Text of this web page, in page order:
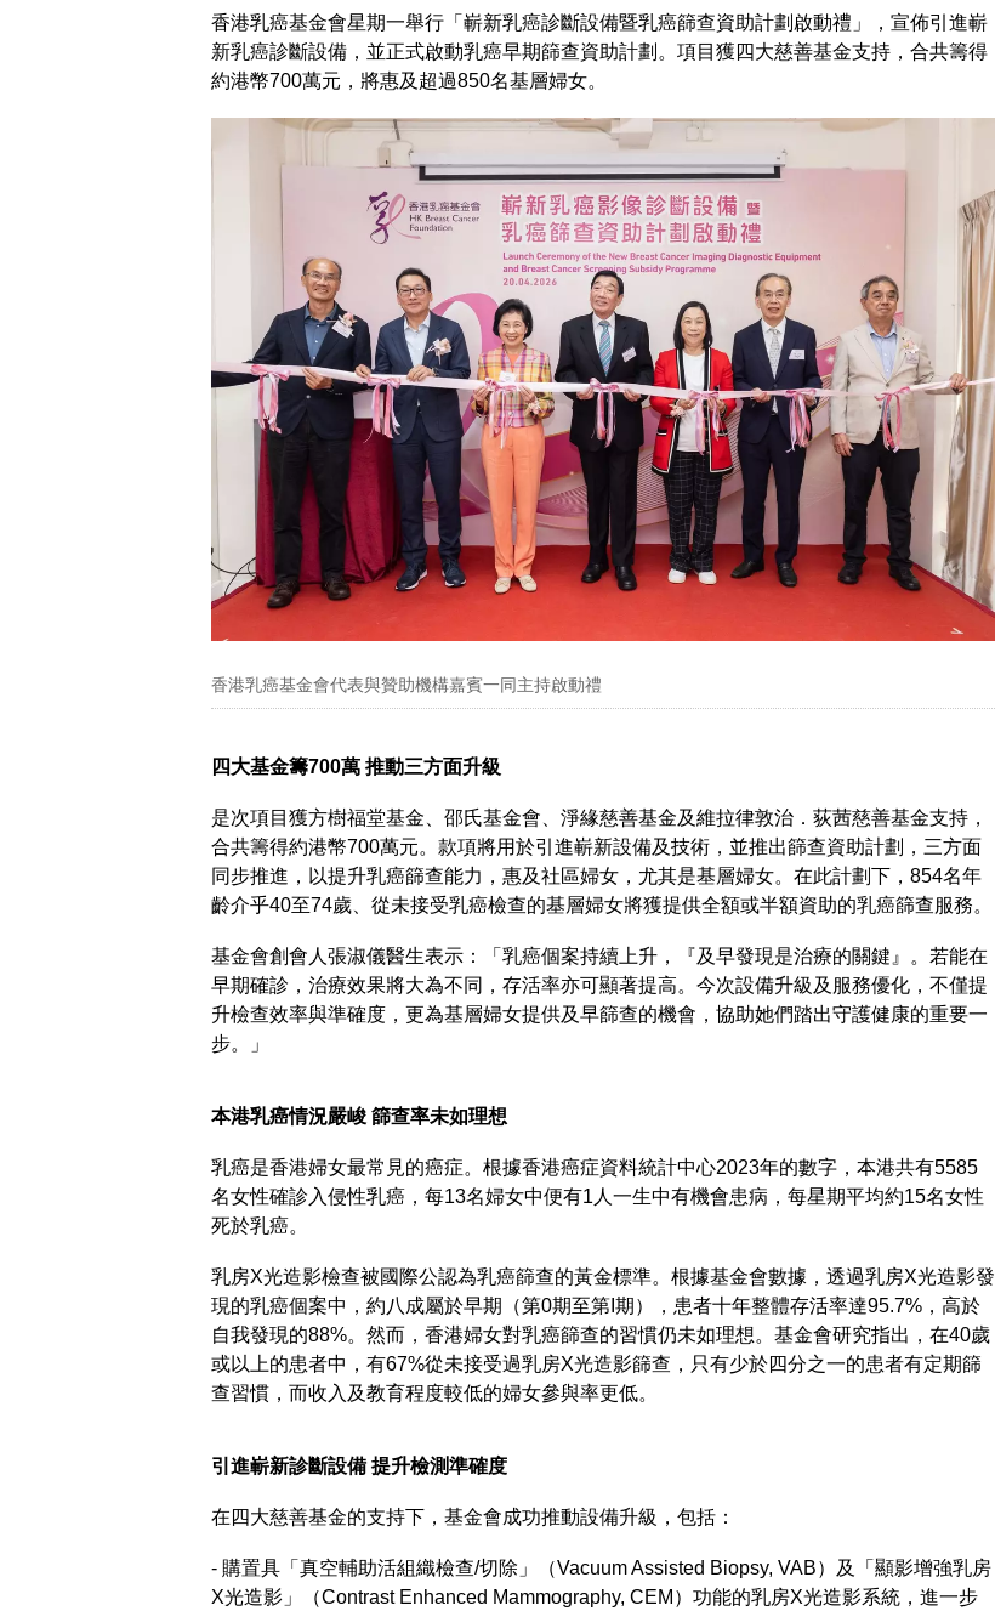
香港乳癌基金會星期一舉行「嶄新乳癌診斷設備暨乳癌篩查資助計劃啟動禮」，宣佈引進嶄
新乳癌診斷設備，並正式啟動乳癌早期篩查資助計劃。項目獲四大慈善基金支持，合共籌得
約港幣700萬元，將惠及超過850名基層婦女。
香港乳癌基金會代表與贊助機構嘉賓一同主持啟動禮
四大基金籌700萬 推動三方面升級
是次項目獲方樹福堂基金、邵氏基金會、淨緣慈善基金及維拉律敦治．荻茜慈善基金支持，
合共籌得約港幣700萬元。款項將用於引進嶄新設備及技術，並推出篩查資助計劃，三方面
同步推進，以提升乳癌篩查能力，惠及社區婦女，尤其是基層婦女。在此計劃下，854名年
齡介乎40至74歲、從未接受乳癌檢查的基層婦女將獲提供全額或半額資助的乳癌篩查服務。
基金會創會人張淑儀醫生表示：「乳癌個案持續上升，『及早發現是治療的關鍵』。若能在
早期確診，治療效果將大為不同，存活率亦可顯著提高。今次設備升級及服務優化，不僅提
升檢查效率與準確度，更為基層婦女提供及早篩查的機會，協助她們踏出守護健康的重要一
步。」
本港乳癌情況嚴峻 篩查率未如理想
乳癌是香港婦女最常見的癌症。根據香港癌症資料統計中心2023年的數字，本港共有5585
名女性確診入侵性乳癌，每13名婦女中便有1人一生中有機會患病，每星期平均約15名女性
死於乳癌。
乳房X光造影檢查被國際公認為乳癌篩查的黃金標準。根據基金會數據，透過乳房X光造影發
現的乳癌個案中，約八成屬於早期（第0期至第I期），患者十年整體存活率達95.7%，高於
自我發現的88%。然而，香港婦女對乳癌篩查的習慣仍未如理想。基金會研究指出，在40歲
或以上的患者中，有67%從未接受過乳房X光造影篩查，只有少於四分之一的患者有定期篩
查習慣，而收入及教育程度較低的婦女參與率更低。
引進嶄新診斷設備 提升檢測準確度
在四大慈善基金的支持下，基金會成功推動設備升級，包括：
- 購置具「真空輔助活組織檢查/切除」（Vacuum Assisted Biopsy, VAB）及「顯影增強乳房
X光造影」（Contrast Enhanced Mammography, CEM）功能的乳房X光造影系統，進一步